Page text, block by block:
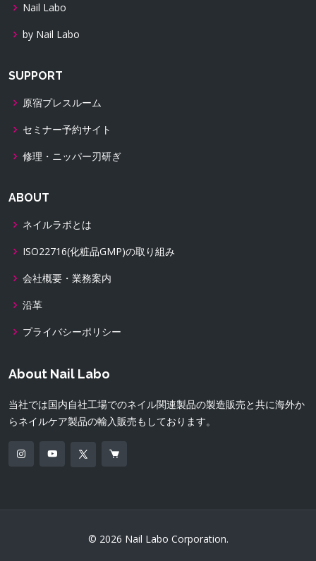
Nail Labo
by Nail Labo
SUPPORT
原宿プレスルーム
セミナー予約サイト
修理・ニッパー刃研ぎ
ABOUT
ネイルラボとは
ISO22716(化粧品GMP)の取り組み
会社概要・業務案内
沿革
プライバシーポリシー
About Nail Labo
当社では国内自社工場でのネイル関連製品の製造販売と共に海外か
らネイルケア製品の輸入販売もしております。
© 2026 Nail Labo Corporation.